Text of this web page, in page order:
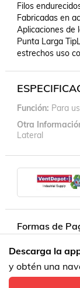
Filos
Fabricadas en
Aplicaciones de
Punta Larga
estrechos uso
Función Para
Otra
Lateral
Formas de
Descarga la
y obtén una